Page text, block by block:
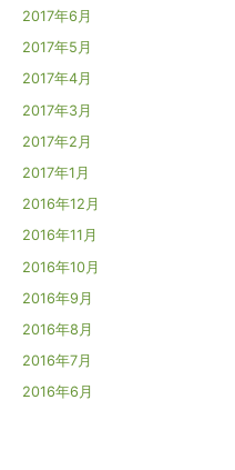
2017年6月
2017年5月
2017年4月
2017年3月
2017年2月
2017年1月
2016年12月
2016年11月
2016年10月
2016年9月
2016年8月
2016年7月
2016年6月